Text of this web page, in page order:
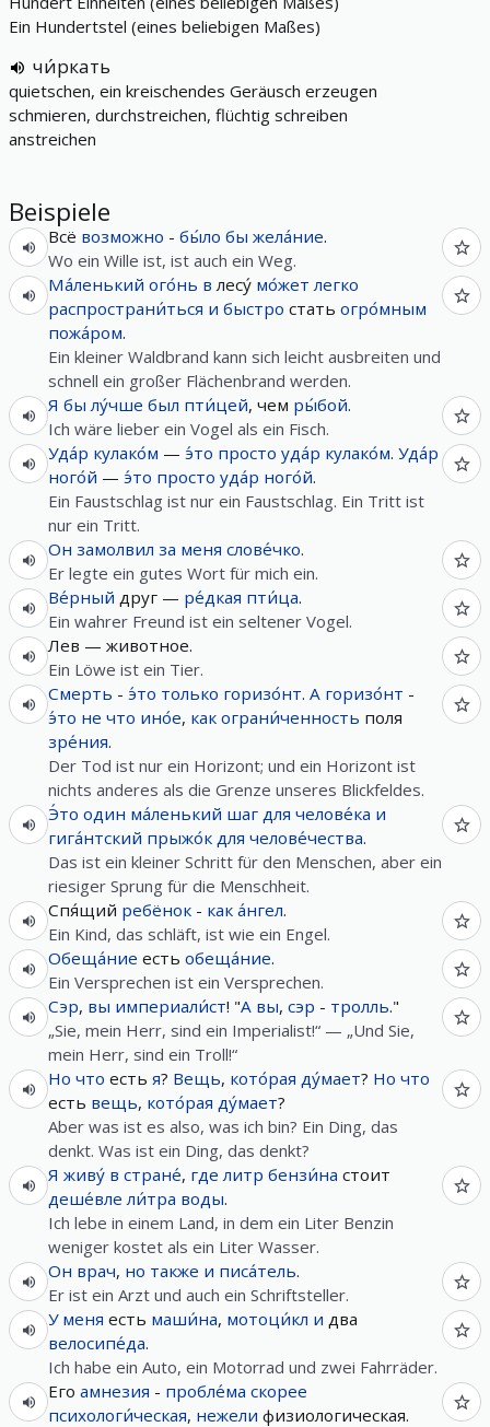
Ein Hundertstel (eines beliebigen Maßes)
чи́ркать
quietschen, ein kreischendes Geräusch erzeugen
schmieren, durchstreichen, flüchtig schreiben
anstreichen
Beispiele
Всё возможно - бы́ло бы жела́ние.
Wo ein Wille ist, ist auch ein Weg.
Ма́ленький ого́нь в лесу́ мо́жет легко
распространи́ться и быстро стать огро́мным
пожа́ром.
Ein kleiner Waldbrand kann sich leicht ausbreiten und
schnell ein großer Flächenbrand werden.
Я бы лу́чше был пти́цей, чем ры́бой.
Ich wäre lieber ein Vogel als ein Fisch.
Уда́р кулако́м — э́то просто уда́р кулако́м. Уда́р
ного́й — э́то просто уда́р ного́й.
Ein Faustschlag ist nur ein Faustschlag. Ein Tritt ist
nur ein Tritt.
Он замолвил за меня слове́чко.
Er legte ein gutes Wort für mich ein.
Ве́рный друг — ре́дкая пти́ца.
Ein wahrer Freund ist ein seltener Vogel.
Лев — животное.
Ein Löwe ist ein Tier.
Смерть - э́то только горизо́нт. А горизо́нт -
э́то не что ино́е, как ограни́ченность поля
зре́ния.
Der Tod ist nur ein Horizont; und ein Horizont ist
nichts anderes als die Grenze unseres Blickfeldes.
Э́то один ма́ленький шаг для челове́ка и
гига́нтский прыжо́к для челове́чества.
Das ist ein kleiner Schritt für den Menschen, aber ein
riesiger Sprung für die Menschheit.
Спя́щий ребёнок - как а́нгел.
Ein Kind, das schläft, ist wie ein Engel.
Обеща́ние есть обеща́ние.
Ein Versprechen ist ein Versprechen.
Сэр, вы империали́ст! "А вы, сэр - тролль."
„Sie, mein Herr, sind ein Imperialist!“ — „Und Sie,
mein Herr, sind ein Troll!“
Но что есть я? Вещь, кото́рая ду́мает? Но что
есть вещь, кото́рая ду́мает?
Aber was ist es also, was ich bin? Ein Ding, das
denkt. Was ist ein Ding, das denkt?
Я живу́ в стране́, где литр бензи́на стоит
деше́вле ли́тра воды.
Ich lebe in einem Land, in dem ein Liter Benzin
weniger kostet als ein Liter Wasser.
Он врач, но также и писа́тель.
Er ist ein Arzt und auch ein Schriftsteller.
У меня есть маши́на, мотоци́кл и два
велосипе́да.
Ich habe ein Auto, ein Motorrad und zwei Fahrräder.
Его амнезия - пробле́ма скорее
психологи́ческая, нежели физиологическая.